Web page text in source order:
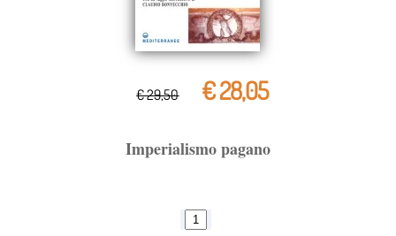
€ 29,50 € 28,05
Imperialismo pagano